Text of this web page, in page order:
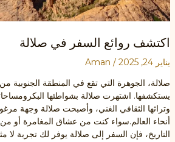
اكتشف روائع السفر في صلالة
يناير 24, 2025 /
Aman
صلالة، الجوهرة التي تقع في المنطقة
يستكشفها. اشتهرت صلالة بشواطئها
وتراثها الثقافي الغني، وأصبحت صلالة وجهة
أنحاء العالم.سواء كنت من عشاق المغامرة أو
التاريخ، فإن السفر إلى صلالة يوفر لك تجربة لا